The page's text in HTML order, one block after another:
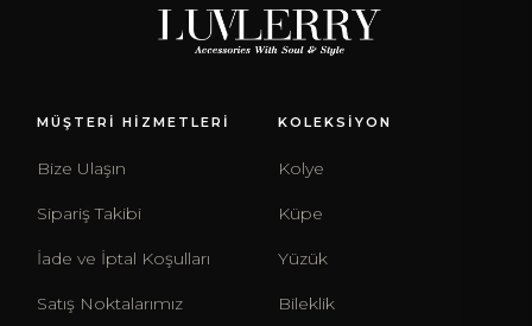
MÜŞTERİ HİZMETLERİ
Bize Ulaşın
Sipariş Takibi
İade ve İptal Koşulları
Satış Noktalarımız
KOLEKSİYON
Kolye
Küpe
Yüzük
Bileklik